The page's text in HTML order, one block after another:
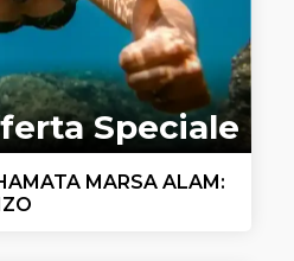
Speciale
MARSA ALAM: